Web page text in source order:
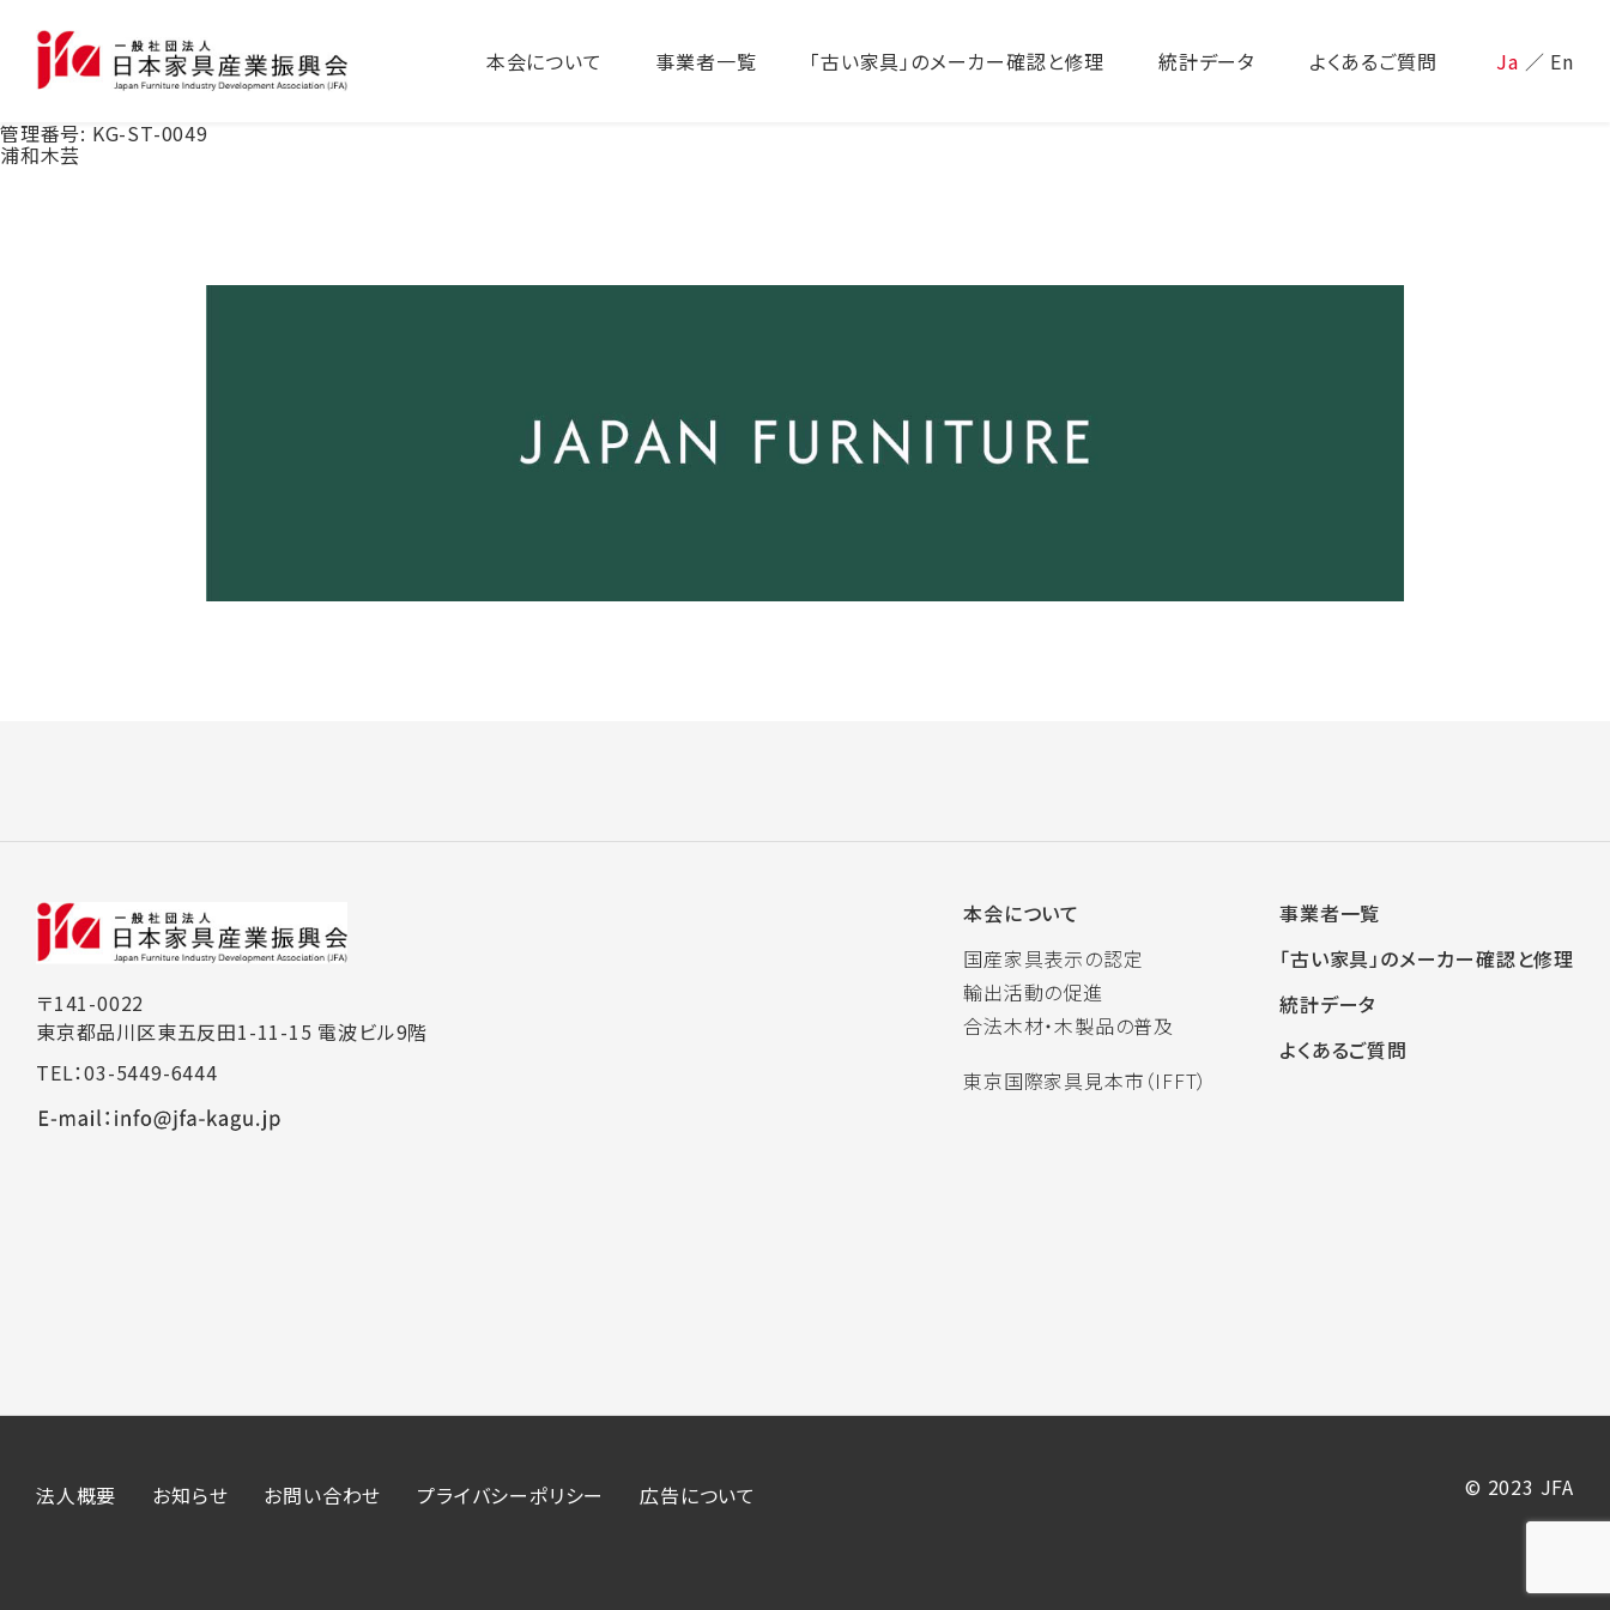
本会について 事業者一覧 「古い家具」のメーカー確認と修理 統計データ よくあるご質問 Ja ／ En
管理番号: KG-ST-0049
浦和木芸
〒141-0022
東京都品川区東五反田1-11-15 電波ビル9階
TEL：03-5449-6444
本会について
国産家具表示の認定
輸出活動の促進
合法木材・木製品の普及
東京国際家具見本市（IFFT）
事業者一覧
「古い家具」のメーカー確認と修理
統計データ
よくあるご質問
法人概要 お知らせ お問い合わせ プライバシーポリシー 広告について © 2023 JFA